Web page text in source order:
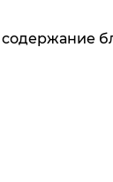
содержание